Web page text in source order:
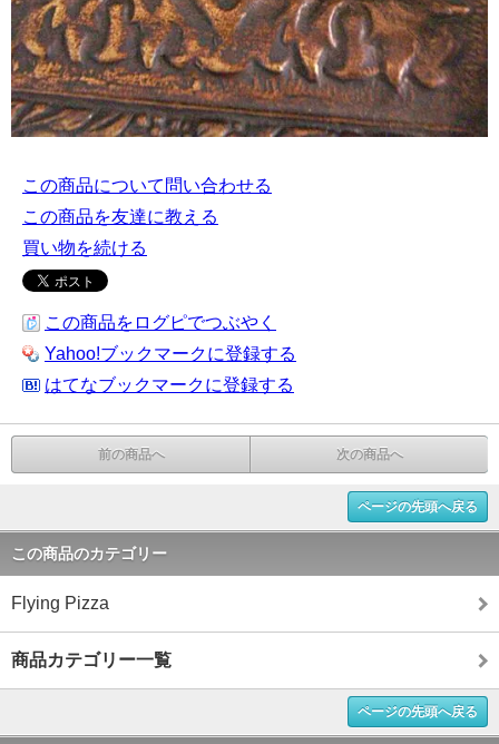
この商品について問い合わせる
この商品を友達に教える
買い物を続ける
この商品をログピでつぶやく
Yahoo!ブックマークに登録する
はてなブックマークに登録する
前の商品へ 次の商品へ
ページの先頭へ戻る
この商品のカテゴリー
Flying Pizza
商品カテゴリー一覧
ページの先頭へ戻る